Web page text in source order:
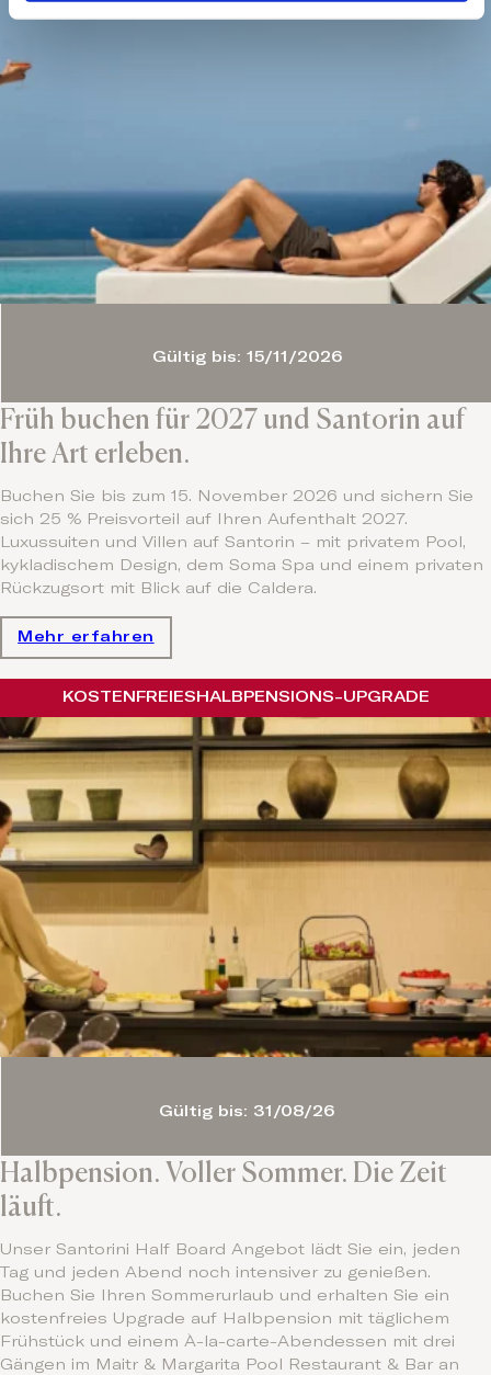
Früh buchen für 2027 und Santorin auf
Ihre Art erleben.
Buchen Sie bis zum 15. November 2026 und sichern Sie
sich 25 % Preisvorteil auf Ihren Aufenthalt 2027.
Luxussuiten und Villen auf Santorin – mit privatem Pool,
kykladischem Design, dem Soma Spa und einem privaten
Rückzugsort mit Blick auf die Caldera.
Mehr erfahren
Gültig bis: 15/11/2026
Halbpension. Voller Sommer. Die Zeit
läuft.
Unser Santorini Half Board Angebot lädt Sie ein, jeden
Tag und jeden Abend noch intensiver zu genießen.
Buchen Sie Ihren Sommerurlaub und erhalten Sie ein
kostenfreies Upgrade auf Halbpension mit täglichem
Frühstück und einem À-la-carte-Abendessen mit drei
Gängen im Maitr & Margarita Pool Restaurant & Bar an
KOSTENFREIES HALBPENSIONS-UPGRADE
Gültig bis: 31/08/26